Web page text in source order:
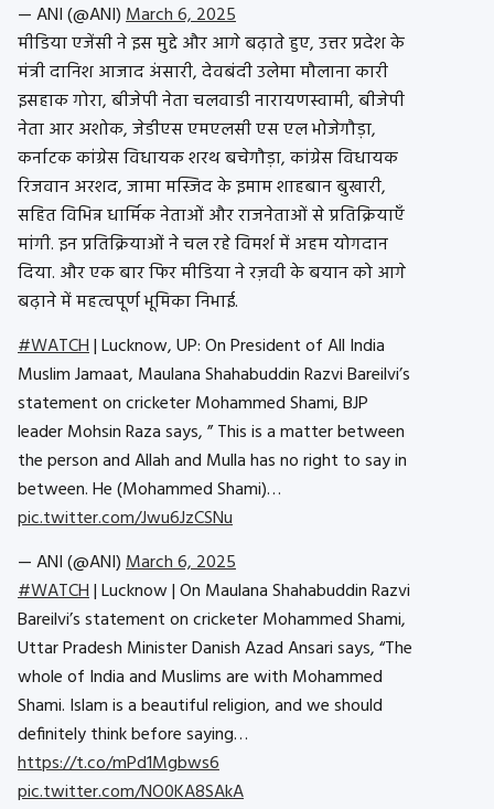
— ANI (@ANI)March 6, 2025
मीडिया एजेंसी ने इस मुद्दे और आगे बढ़ाते हुए, उत्तर प्रदेश के
मंत्री दानिश आजाद अंसारी, देवबंदी उलेमा मौलाना कारी
इसहाक गोरा, बीजेपी नेता चलवाडी नारायणस्वामी, बीजेपी
नेता आर अशोक, जेडीएस एमएलसी एस एल भोजेगौड़ा,
कर्नाटक कांग्रेस विधायक शरथ बचेगौड़ा, कांग्रेस विधायक
रिजवान अरशद, जामा मस्जिद के इमाम शाहबान बुखारी,
सहित विभिन्न धार्मिक नेताओं और राजनेताओं से प्रतिक्रियाएँ
मांगी. इन प्रतिक्रियाओं ने चल रहे विमर्श में अहम योगदान
दिया. और एक बार फिर मीडिया ने रज़वी के बयान को आगे
बढ़ाने में महत्वपूर्ण भूमिका निभाई.
#WATCH| Lucknow, UP: On President of All India
Muslim Jamaat, Maulana Shahabuddin Razvi Bareilvi’s
statement on cricketer Mohammed Shami, BJP
leader Mohsin Raza says, ” This is a matter between
the person and Allah and Mulla has no right to say in
between. He (Mohammed Shami)…
pic.twitter.com/Jwu6JzCSNu
— ANI (@ANI)March 6, 2025
#WATCH| Lucknow | On Maulana Shahabuddin Razvi
Bareilvi’s statement on cricketer Mohammed Shami,
Uttar Pradesh Minister Danish Azad Ansari says, “The
whole of India and Muslims are with Mohammed
Shami. Islam is a beautiful religion, and we should
definitely think before saying…
https://t.co/mPd1Mgbws6
pic.twitter.com/NO0KA8SAkA